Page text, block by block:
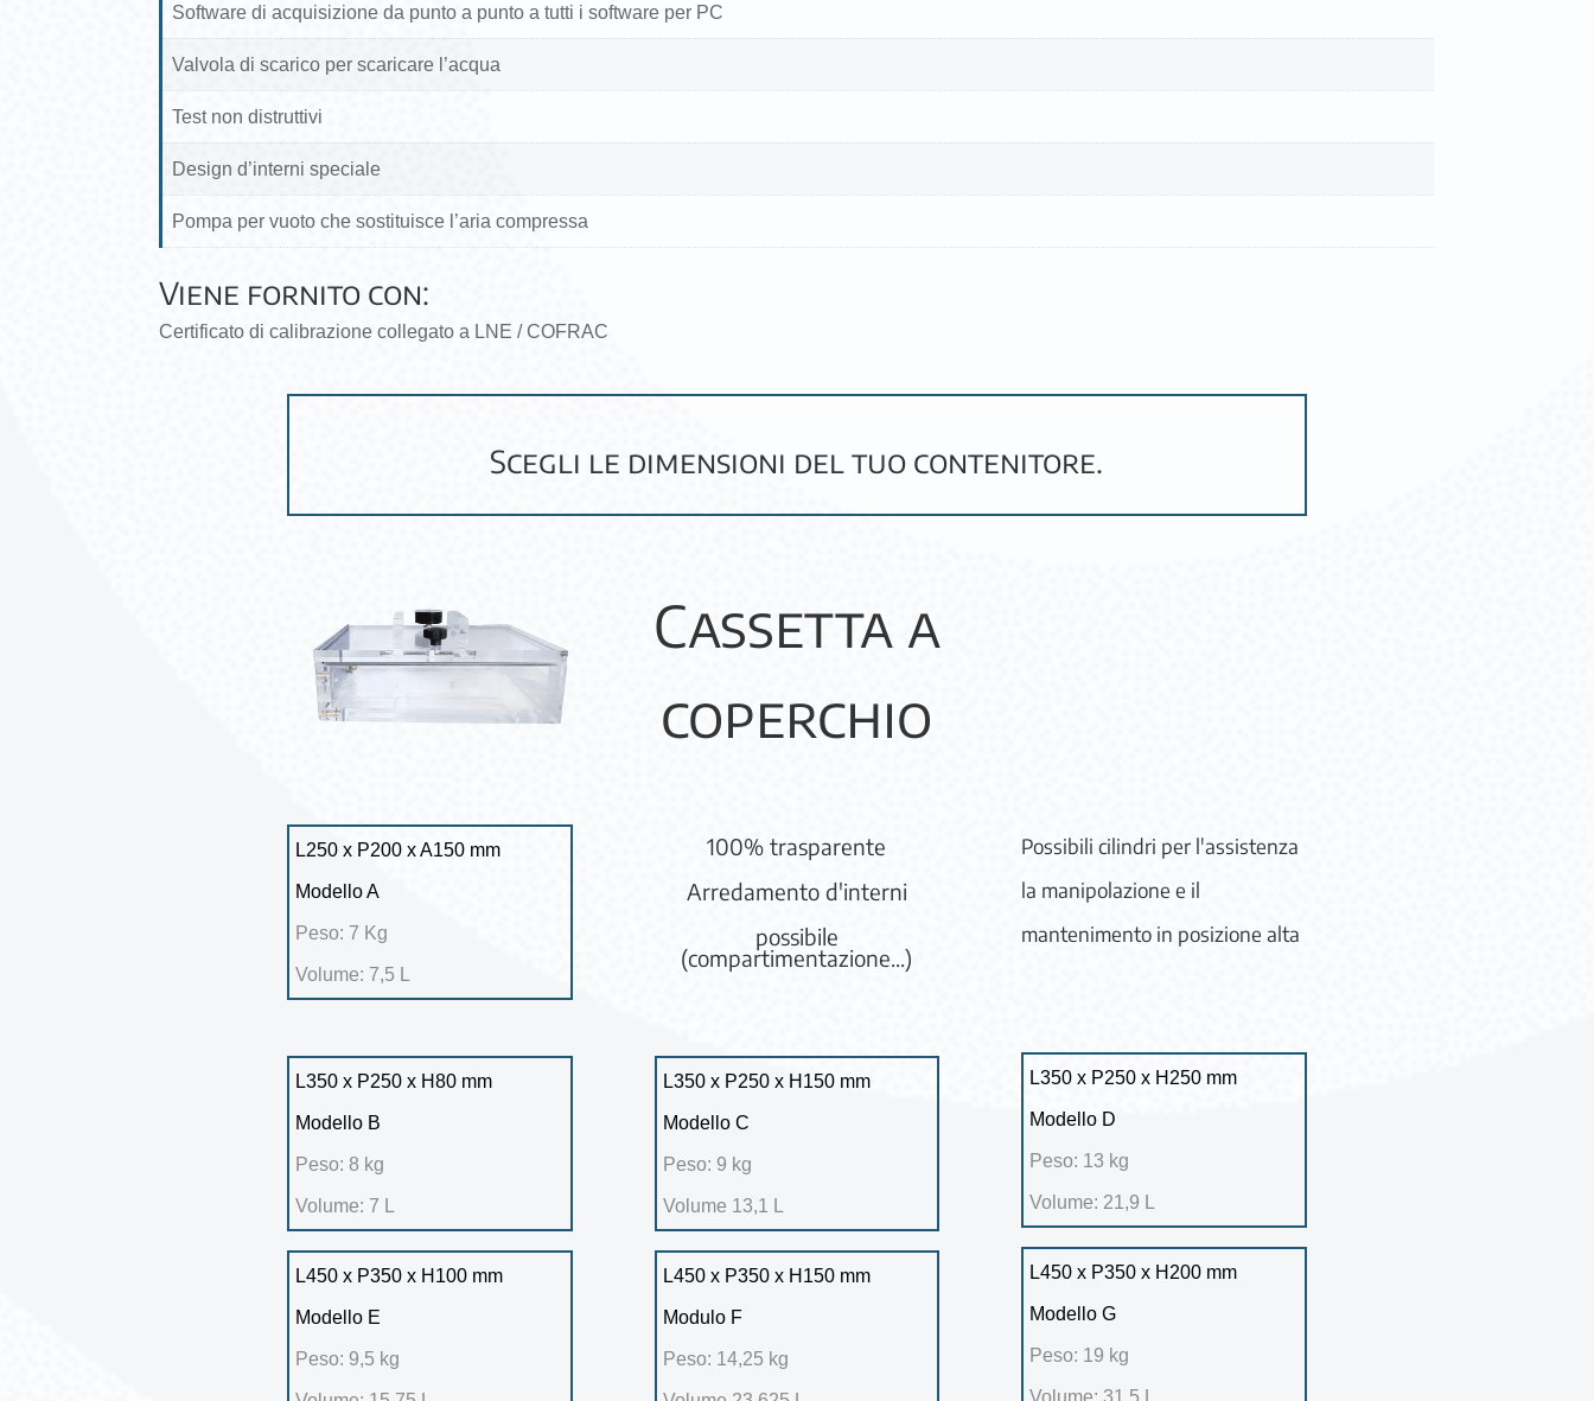
Software di acquisizione da punto a punto a tutti i software per PC
Valvola di scarico per scaricare l’acqua
Test non distruttivi
Design d’interni speciale
Pompa per vuoto che sostituisce l’aria compressa
Viene fornito con:
Certificato di calibrazione collegato a LNE / COFRAC
Scegli le dimensioni del tuo contenitore.
Cassetta a
coperchio
L250 x P200 x A150 mm
Modello A
Peso: 7 Kg
Volume: 7,5 L
100% trasparente
Arredamento d'interni
possibile
(compartimentazione...)
Possibili cilindri per l'assistenza
la manipolazione e il
mantenimento in posizione alta
L350 x P250 x H80 mm
Modello B
Peso: 8 kg
Volume: 7 L
L450 x P350 x H100 mm
Modello E
Peso: 9,5 kg
L350 x P250 x H150 mm
Modello C
Peso: 9 kg
Volume 13,1 L
L450 x P350 x H150 mm
Modulo F
Peso: 14,25 kg
L350 x P250 x H250 mm
Modello D
Peso: 13 kg
Volume: 21,9 L
L450 x P350 x H200 mm
Modello G
Peso: 19 kg
Volume: 31,5 L